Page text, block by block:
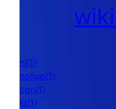
nl(1)
nohup(1)
pon(1)
ld(1)